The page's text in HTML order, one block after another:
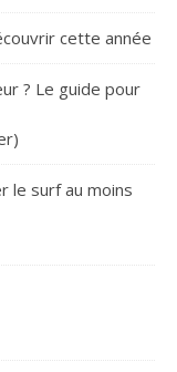
cette année
? Le guide pour
le surf au moins